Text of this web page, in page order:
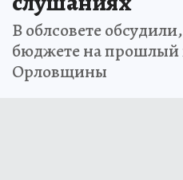
В облсовете
бюджете на прошлый
Орловщины